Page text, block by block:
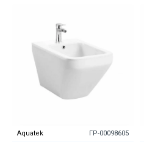
Aquatek ГР-00098605